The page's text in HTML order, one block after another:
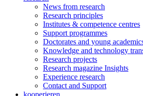
News from research
Research principles
Institutes & competence centres
Support programmes
Doctorates and young
Knowledge and technology
Research projects
Research magazine Insights
Experience research
Contact and Support